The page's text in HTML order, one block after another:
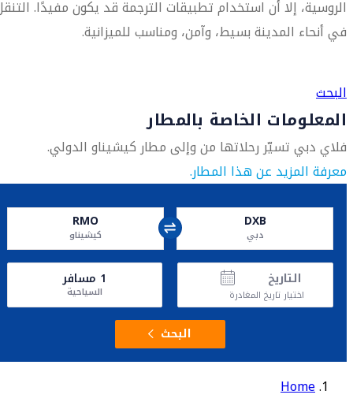
الروسية، إلا أن استخدام تطبيقات الترجمة قد يكون مفيدًا.
في أنحاء المدينة بسيط، وآمن، ومناسب للميزانية.
البحث
المعلومات الخاصة بالمطار
فلاي دبي تسيّر رحلاتها من وإلى مطار كيشيناو الدولي.
معرفة المزيد عن هذا المطار.
DXB
دبي
RMO
كيشيناو
التاريخ
اختيار تاريخ المغادرة
1 مسافر
السياحية
البحث
Home